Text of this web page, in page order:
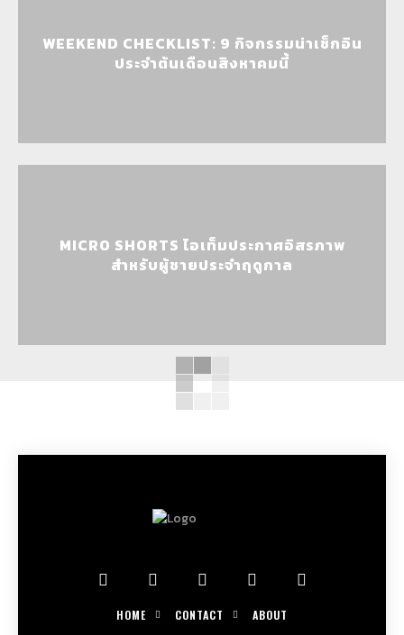
WEEKEND CHECKLIST: 9 กิจกรรมน่าเช็กอิน
ประจำต้นเดือนสิงหาคมนี้
MICRO SHORTS ไอเท็มประกาศอิสรภาพ
สำหรับผู้ชายประจำฤดูกาล
HOME CONTACT ABOUT